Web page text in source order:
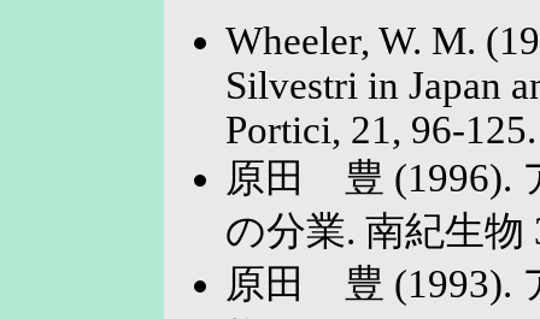
Wheeler, W. M.
Silvestri in Japan
Portici, 21, 96-125.
原田 豊 (1996).
の分業. 南紀生物
原田 豊 (1993).